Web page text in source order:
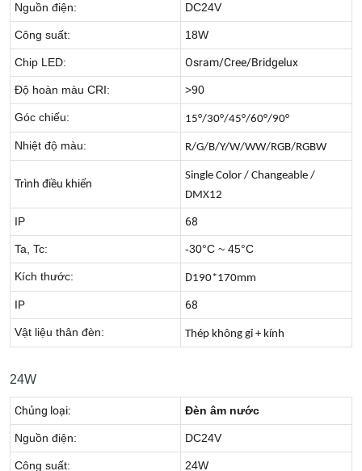
Nguồn điện: DC24V
Công suất: 18W
Chip LED: Osram/Cree/Bridgelux
Độ hoàn màu CRI: >90
Góc chiếu: 15°/30°/45°/60°/90°
Nhiệt độ màu: R/G/B/Y/W/WW/RGB/RGBW
Trình điều khiển
Single Color / Changeable /
DMX12
IP 68
Ta, Tc: -30°C ~ 45°C
Kích thước: D190*170mm
IP 68
Vật liệu thân đèn: Thép không gỉ + kính
24W
Chủng loại: Đèn âm nước
Nguồn điện: DC24V
Công suất: 24W